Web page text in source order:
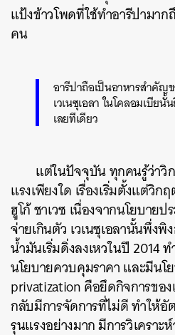
แป้งข้าวโพดที่ใช้ทำอารีปามาก
คน
อารีปาถือเป็นอาหารสำคัญ
เวเนซุเอลา ในโคลอมเบีย
เลยทีเดียว
แต่ในปัจจุบัน ทุกคนรู้ว่าวิ
แรงเพียงใด เรื่องเริ่มตั้งแต่วิ
ฮูโก้ ชาเวซ เนื่องจากนโยบาย
จ่ายเกินตัว เวเนซุเอลานั้นพึ่ง
น้ำมันเริ่มดิ่งลงเหวในปี 2014
นโยบายควบคุมราคา และมีนโ
privatization คือยึดกิจการขอ
กลับมีการจัดการที่ไม่ดี ทำให้อั
รุนแรงอย่างมาก มีการวิเคราะ
ค้นหา